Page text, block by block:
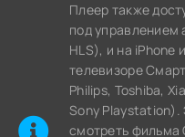
Плеер также
под управлением
HLS), и на iPhone
телевизоре
Philips, Toshiba,
Sony Playstation).
cмотреть фильма